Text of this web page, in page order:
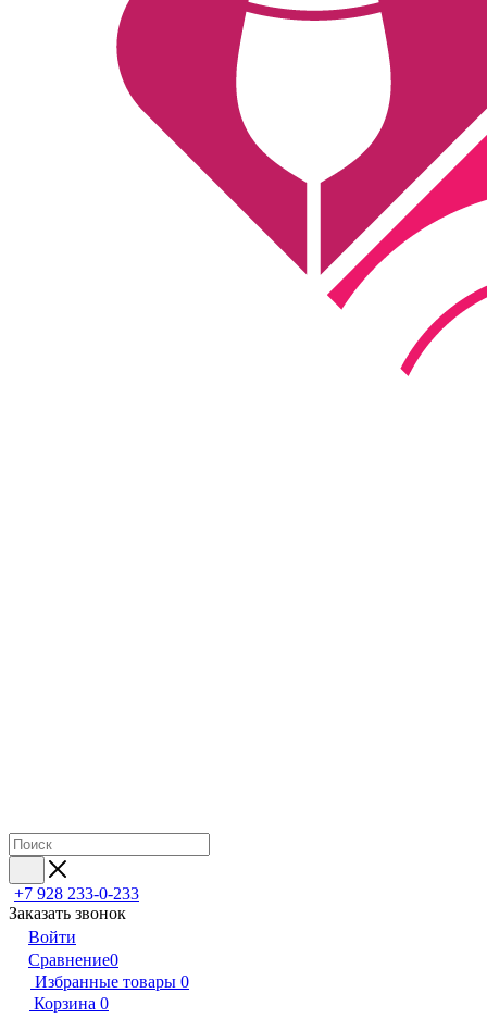
+7 928 233-0-233
Заказать звонок
Войти
Сравнение0
Избранные товары 0
Корзина 0